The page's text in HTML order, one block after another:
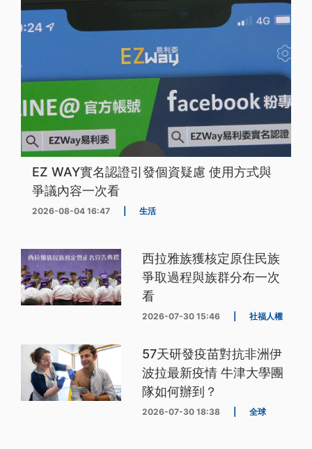
EZ WAY實名認證引發個資疑慮 使用方式與
爭議內容一次看
2026-08-04 16:47 生活
西拉雅族獲核定原住民族
爭取過程與族群分布一次
看
2026-07-30 15:46 社福人權
57天研發疫苗對抗非洲伊
波拉最新疫情 牛津大學團
隊如何辦到？
2026-07-30 18:38 全球